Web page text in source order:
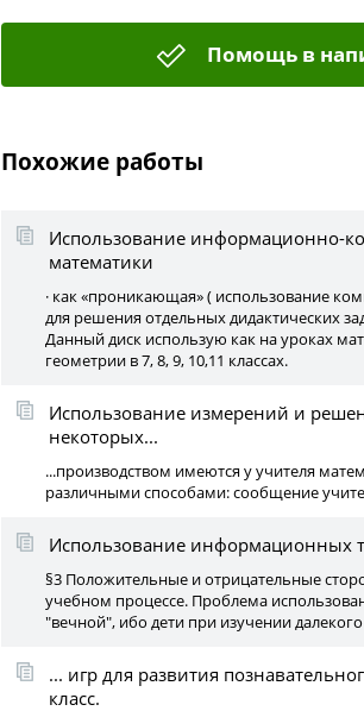
Помощь в
Похожие работы
Использование информационно-
математики
· как «проникающая» ( использование
для решения отдельных дидактических
Данный диск использую как на уроках
геометрии в 7, 8, 9, 10,11 классах.
Использование измерений и
некоторых...
...производством имеются у учителя
различными способами: сообщение
Использование информационных
§3 Положительные и отрицательные
учебном процессе. Проблема
"вечной", ибо дети при изучении
... игр для развития
класс.